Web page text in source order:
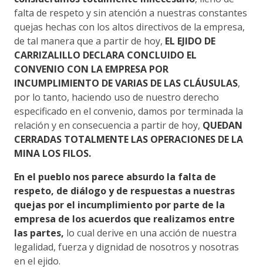
falta de respeto y sin atención a nuestras constantes
quejas hechas con los altos directivos de la empresa,
de tal manera que a partir de hoy, EL EJIDO DE
CARRIZALILLO DECLARA CONCLUIDO EL
CONVENIO CON LA EMPRESA POR
INCUMPLIMIENTO DE VARIAS DE LAS CLÁUSULAS,
por lo tanto, haciendo uso de nuestro derecho
especificado en el convenio, damos por terminada la
relación y en consecuencia a partir de hoy, QUEDAN
CERRADAS TOTALMENTE LAS OPERACIONES DE LA
MINA LOS FILOS.
En el pueblo nos parece absurdo la falta de
respeto, de diálogo y de respuestas a nuestras
quejas por el incumplimiento por parte de la
empresa de los acuerdos que realizamos entre
las partes, lo cual derive en una acción de nuestra
legalidad, fuerza y dignidad de nosotros y nosotras
en el ejido.